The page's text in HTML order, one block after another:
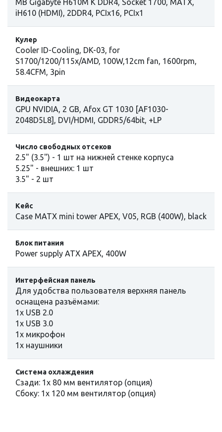
iH610 (HDMI), 2DDR4, PCIx16, PCIx1
Кулер
Cooler ID-Cooling, DK-03, for
S1700/1200/115x/AMD, 100W,12cm fan, 1600rpm,
58.4CFM, 3pin
Видеокарта
GPU NVIDIA, 2 GB, Afox GT 1030 [AF1030-
2048D5L8], DVI/HDMI, GDDR5/64bit, +LP
Число свободных отсеков
2.5" (3.5") - 1 шт на нижней стенке корпуса
5.25" - внешних: 1 шт
3.5" - 2 шт
Кейс
Case MATX mini tower APEX, V05, RGB (400W), black
Блок питания
Power supply ATX APEX, 400W
Интерфейсная панель
Для удобства пользователя верхняя панель
оснащена разъёмами:
1х USB 2.0
1х USB 3.0
1x микрофон
1x наушники
Система охлаждения
Сзади: 1x 80 мм вентилятор (опция)
Сбоку: 1х 120 мм вентилятор (опция)